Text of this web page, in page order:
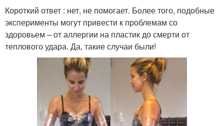
Короткий ответ : нет, не помогает. Более того, подобные
эксперименты могут привести к проблемам со
здоровьем – от аллергии на пластик до смерти от
теплового удара. Да, такие случаи были!